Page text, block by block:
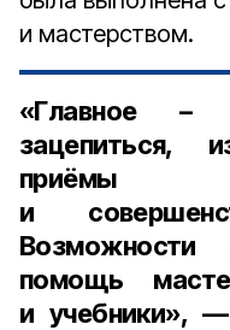
и мастерством.
«Главное –
зацепиться,
и
помощь
и учебники»,